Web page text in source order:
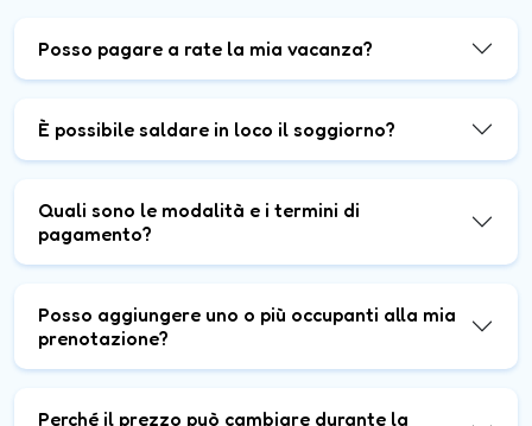
Posso pagare a rate la mia vacanza?
È possibile saldare in loco il soggiorno?
Quali sono le modalità e i termini di
pagamento?
Posso aggiungere uno o più occupanti alla mia
prenotazione?
Perché il prezzo può cambiare durante la